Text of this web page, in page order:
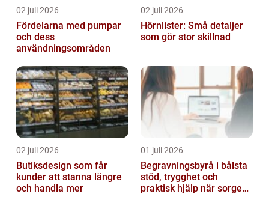
02 juli 2026
Fördelarna med pumpar
och dess
användningsområden
02 juli 2026
Hörnlister: Små detaljer
som gör stor skillnad
02 juli 2026
Butiksdesign som får
kunder att stanna längre
och handla mer
01 juli 2026
Begravningsbyrå i bålsta
stöd, trygghet och
praktisk hjälp när sorgen